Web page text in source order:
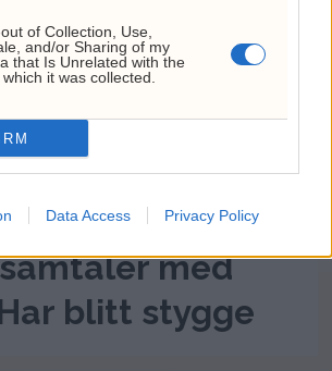
of Collection, Use,
and/or Sharing of my
that Is Unrelated with the
it was collected.
Data Access Privacy Policy
statsminister
med
blitt stygge